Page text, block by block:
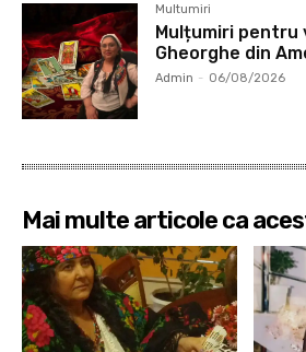
Multumiri
Mulțumiri pentru
Gheorghe din
Admin - 06/08/2026
Mai multe articole ca